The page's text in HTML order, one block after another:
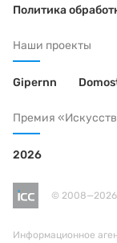
Политика
Наши проекты
Gipernn
Премия
2026
©
Информационное